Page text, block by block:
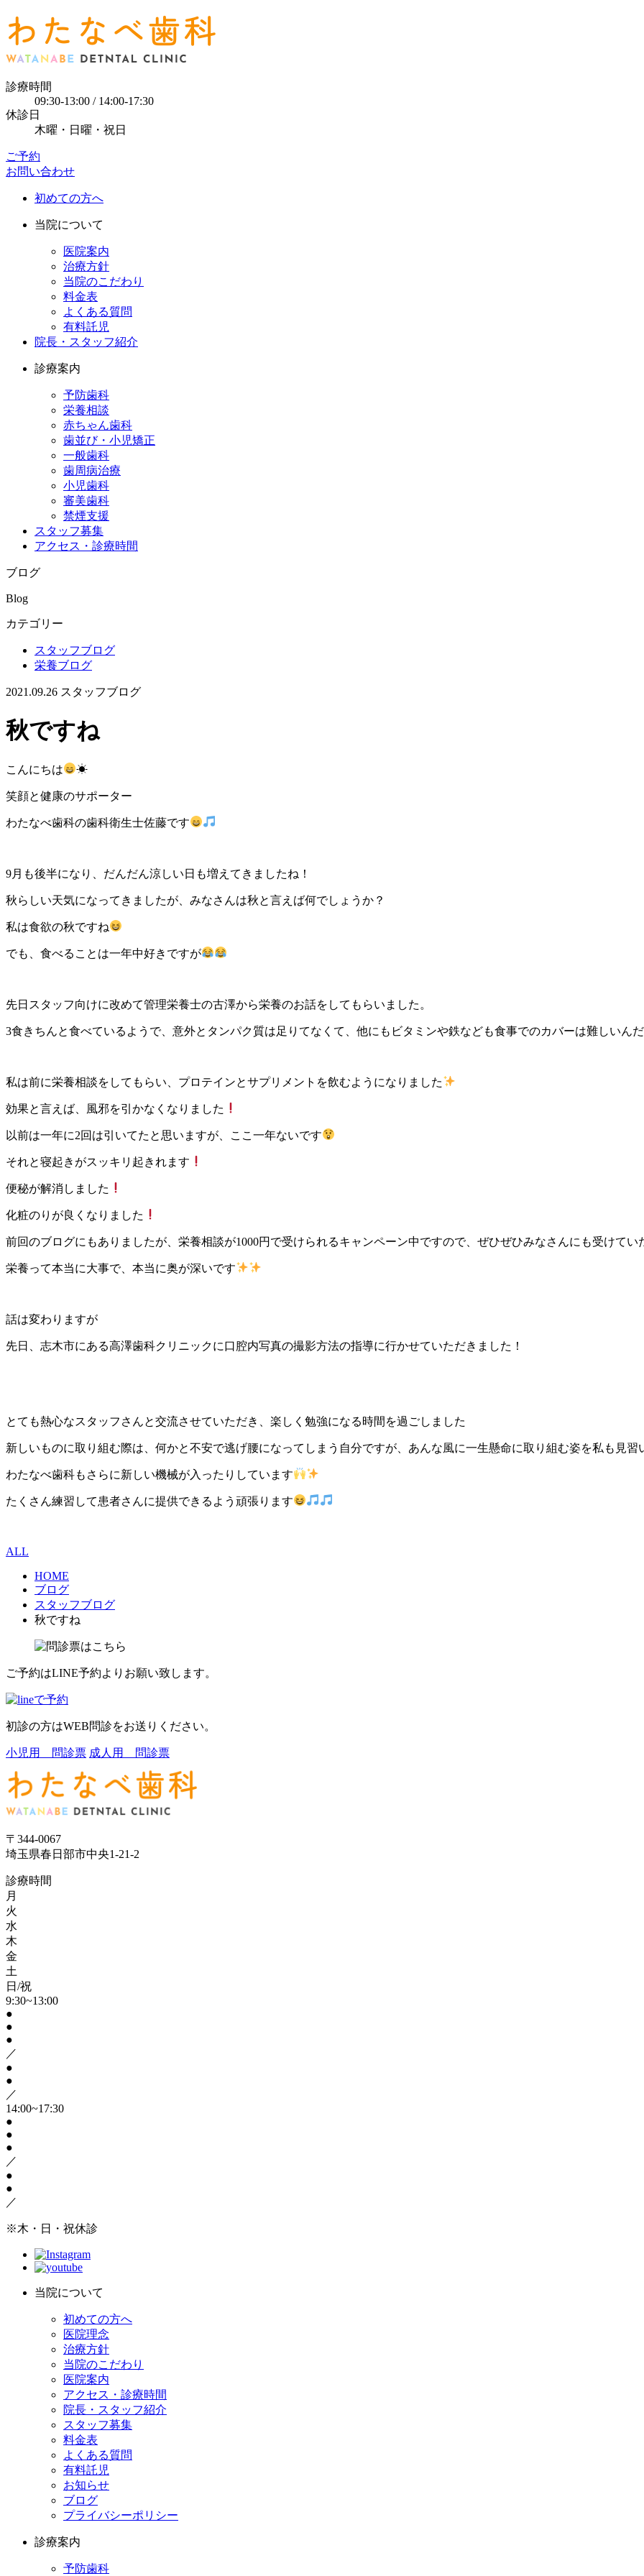
診療時間
09:30-13:00 / 14:00-17:30
休診日
木曜・日曜・祝日
ご予約
お問い合わせ
初めての方へ
当院について
医院案内
治療方針
当院のこだわり
料金表
よくある質問
有料託児
院長・スタッフ紹介
診療案内
予防歯科
栄養相談
赤ちゃん歯科
歯並び・小児矯正
一般歯科
歯周病治療
小児歯科
審美歯科
禁煙支援
スタッフ募集
アクセス・診療時間
ブログ
Blog
カテゴリー
スタッフブログ
栄養ブログ
2021.09.26 スタッフブログ
秋ですね
こんにちは ☀
笑顔と健康のサポーター
わたなべ歯科の歯科衛生士佐藤です
9月も後半になり、だんだん涼しい日も増えてきましたね！
秋らしい天気になってきましたが、みなさんは秋と言えば何でしょうか？
私は食欲の秋ですね
でも、食べることは一年中好きですが
先日スタッフ向けに改めて管理栄養士の古澤から栄養のお話をしてもらいました。
3食きちんと食べているようで、意外とタンパク質は足りてなくて、他にもビタミンや鉄なども食事でのカバーは難しいん
私は前に栄養相談をしてもらい、プロテインとサプリメントを飲むようになりました
効果と言えば、風邪を引かなくなりました
以前は一年に2回は引いてたと思いますが、ここ一年ないです
それと寝起きがスッキリ起きれます
便秘が解消しました
化粧のりが良くなりました
前回のブログにもありましたが、栄養相談が1000円で受けられるキャンペーン中ですので、ぜひぜひみなさんにも受けてい
栄養って本当に大事で、本当に奥が深いです
話は変わりますが
先日、志木市にある高澤歯科クリニックに口腔内写真の撮影方法の指導に行かせていただきました！
とても熱心なスタッフさんと交流させていただき、楽しく勉強になる時間を過ごしました
新しいものに取り組む際は、何かと不安で逃げ腰になってしまう自分ですが、あんな風に一生懸命に取り組む姿を私も見習
わたなべ歯科もさらに新しい機械が入ったりしています
たくさん練習して患者さんに提供できるよう頑張ります
ALL
HOME
ブログ
スタッフブログ
秋ですね
ご予約はLINE予約よりお願い致します。
初診の方はWEB問診をお送りください。
小児用 問診票 成人用 問診票
〒344-0067
埼玉県春日部市中央1-21-2
診療時間
月
火
水
木
金
土
日/祝
9:30~13:00
●
●
●
／
●
●
／
14:00~17:30
●
●
●
／
●
●
／
※木・日・祝休診
当院について
初めての方へ
医院理念
治療方針
当院のこだわり
医院案内
アクセス・診療時間
院長・スタッフ紹介
スタッフ募集
料金表
よくある質問
有料託児
お知らせ
ブログ
プライバシーポリシー
診療案内
予防歯科